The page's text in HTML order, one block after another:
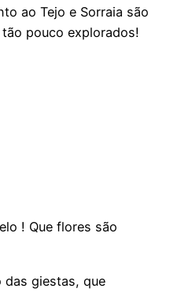
ao Tejo e Sorraia são
pouco explorados!
! Que flores são
das giestas, que